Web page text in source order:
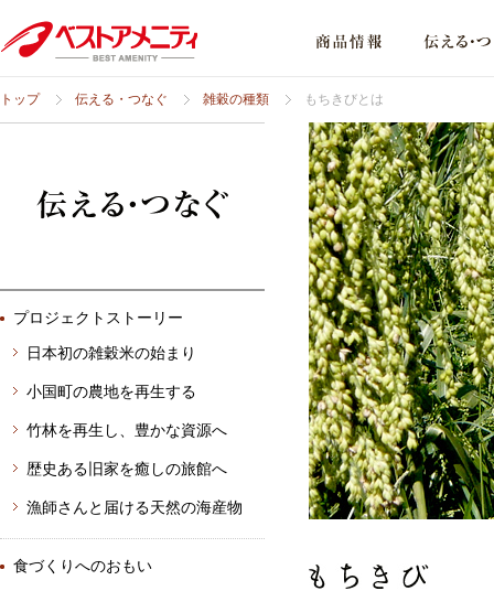
トップ 伝える・つなぐ 雑穀の種類 もちきびとは
プロジェクトストーリー
日本初の雑穀米の始まり
小国町の農地を再生する
竹林を再生し、豊かな資源へ
歴史ある旧家を癒しの旅館へ
漁師さんと届ける天然の海産物
食づくりへのおもい